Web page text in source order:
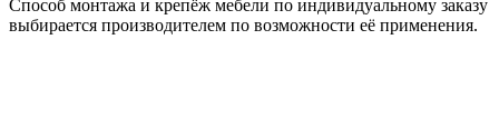
Способ монтажа и крепёж мебели по индивидуальному заказу
выбирается производителем по возможности её применения.